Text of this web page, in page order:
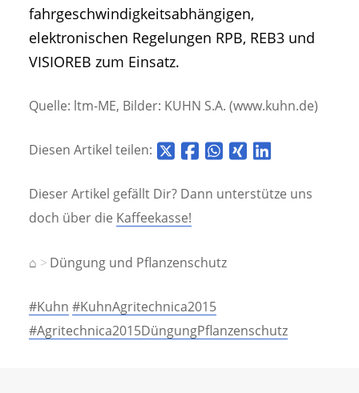
fahrgeschwindigkeitsabhängigen,
elektronischen Regelungen RPB, REB3 und
VISIOREB zum Einsatz.
Quelle: ltm-ME, Bilder: KUHN S.A. (www.kuhn.de)
Diesen Artikel teilen:
Dieser Artikel gefällt Dir? Dann unterstütze uns
doch über die Kaffeekasse!
⌂ Düngung und Pflanzenschutz
#Kuhn #KuhnAgritechnica2015
#Agritechnica2015DüngungPflanzenschutz